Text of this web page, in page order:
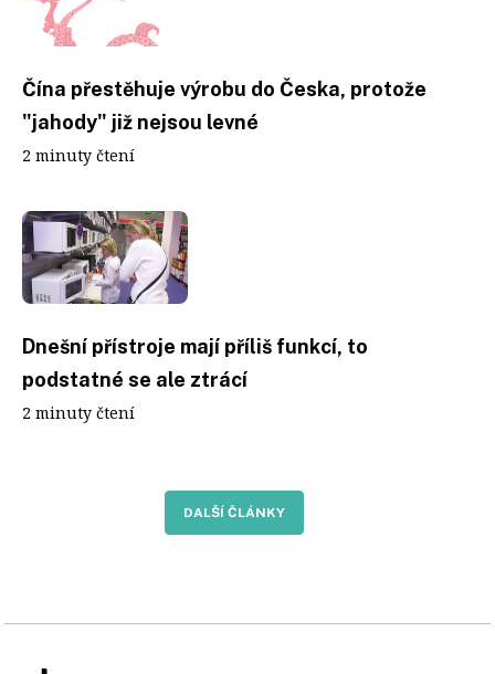
Čína přestěhuje výrobu do Česka, protože
"jahody" již nejsou levné
2 minuty čtení
Dnešní přístroje mají příliš funkcí, to
podstatné se ale ztrácí
2 minuty čtení
DALŠÍ ČLÁNKY